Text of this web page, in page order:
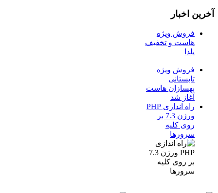
آخرین اخبار
فروش ویژه
هاست و تخفیف
یلدا
فروش ویژه
تابستانی
بهسازان هاست
آغاز شد
راه اندازی PHP
ورژن 7.3 بر
روی کلیه
سرورها